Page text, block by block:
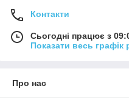
Перш ніж
стілець для
барабанщи
визначитис
Контакти
Сьогодні працює з
Показати весь графік
Про нас